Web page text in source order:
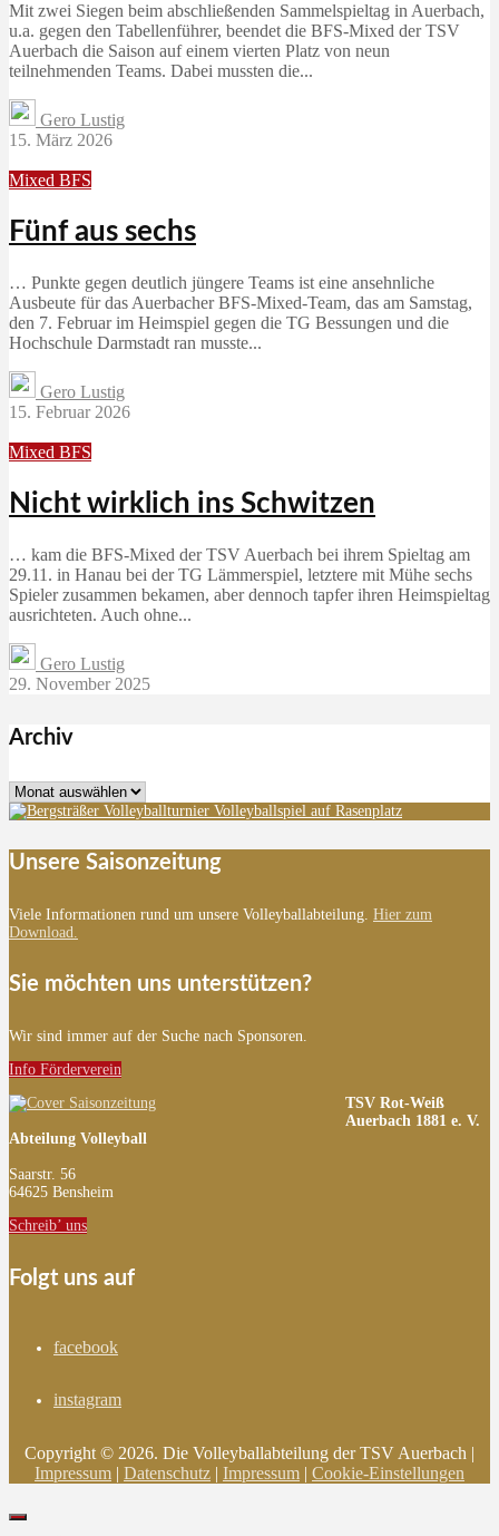
Mit zwei Siegen beim abschließenden Sammelspieltag in Auerbach,
u.a. gegen den Tabellenführer, beendet die BFS-Mixed der TSV
Auerbach die Saison auf einem vierten Platz von neun
teilnehmenden Teams. Dabei mussten die...
Gero Lustig
15. März 2026
Mixed BFS
Fünf aus sechs
… Punkte gegen deutlich jüngere Teams ist eine ansehnliche
Ausbeute für das Auerbacher BFS-Mixed-Team, das am Samstag,
den 7. Februar im Heimspiel gegen die TG Bessungen und die
Hochschule Darmstadt ran musste...
Gero Lustig
15. Februar 2026
Mixed BFS
Nicht wirklich ins Schwitzen
… kam die BFS-Mixed der TSV Auerbach bei ihrem Spieltag am
29.11. in Hanau bei der TG Lämmerspiel, letztere mit Mühe sechs
Spieler zusammen bekamen, aber dennoch tapfer ihren Heimspieltag
ausrichteten. Auch ohne...
Gero Lustig
29. November 2025
Archiv
Archiv
Unsere Saisonzeitung
Viele Informationen rund um unsere Volleyballabteilung. Hier zum
Download.
Sie möchten uns unterstützen?
Wir sind immer auf der Suche nach Sponsoren.
Info Förderverein
TSV Rot-Weiß
Auerbach 1881 e. V.
Abteilung Volleyball
Saarstr. 56
64625 Bensheim
Schreib’ uns
Folgt uns auf
facebook
instagram
Copyright © 2026. Die Volleyballabteilung der TSV Auerbach |
Impressum | Datenschutz | Impressum | Cookie-Einstellungen